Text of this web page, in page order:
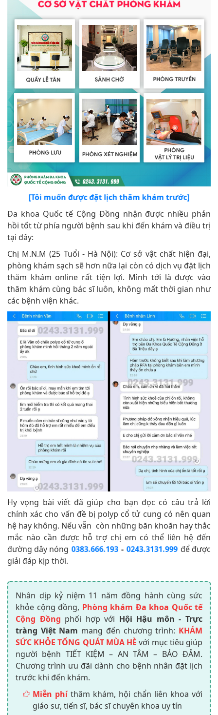
[Tôi muốn được đặt lịch thăm khám trước]
Đa khoa Quốc tế Cộng Đồng nhận được nhiều phản
hồi tốt từ phía người bệnh sau khi đến khám và điều trị
tại đây:
Chị M.N.M (25 Tuổi - Hà Nội): Cơ sở vật chất hiện đại,
phòng khám sạch sẽ hơn nữa lại còn có dịch vụ đặt lịch
thăm khám online rất tiện lợi. Mình tới là được vào
thăm khám cùng bác sĩ luôn, không mất thời gian như
các bệnh viện khác.
Hy vọng bài viết đã giúp cho bạn đọc có câu trả lời
chính xác cho vấn đề bị polyp cổ tử cung có nên quan
hệ hay không. Nếu vẫn còn những băn khoăn hay thắc
mắc nào cần được hỗ trợ chị em có thể liên hệ đến
đường dây nóng 0383.666.193 - 0243.3131.999 để được
giải đáp kịp thời.
Nhân dịp kỷ niệm 11 năm đồng hành cùng sức
khỏe cộng đồng, Phòng khám Đa khoa Quốc tế
Cộng Đồng phối hợp với Hội Hậu môn - Trực
tràng Việt Nam mang đến chương trình: KHÁM
SỨC KHỎE TỔNG QUÁT MÙA HÈ với mục tiêu giúp
người bệnh TIẾT KIỆM – AN TÂM – BẢO ĐẢM.
Chương trình ưu đãi dành cho bệnh nhân đặt lịch
trước khi đến khám.
Miễn phíthăm khám, hội chẩn liên khoa với
giáo sư, tiến sĩ, bác sĩ chuyên khoa uy tín